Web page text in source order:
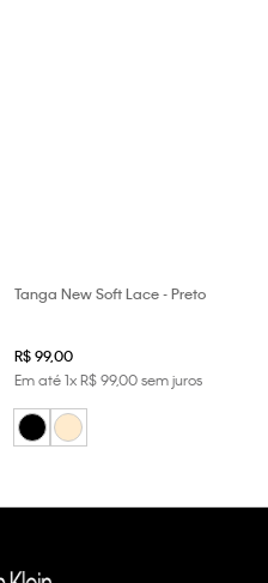
Tanga New Soft Lace - Preto
R$99,00
Em até1xR$99,00sem juros